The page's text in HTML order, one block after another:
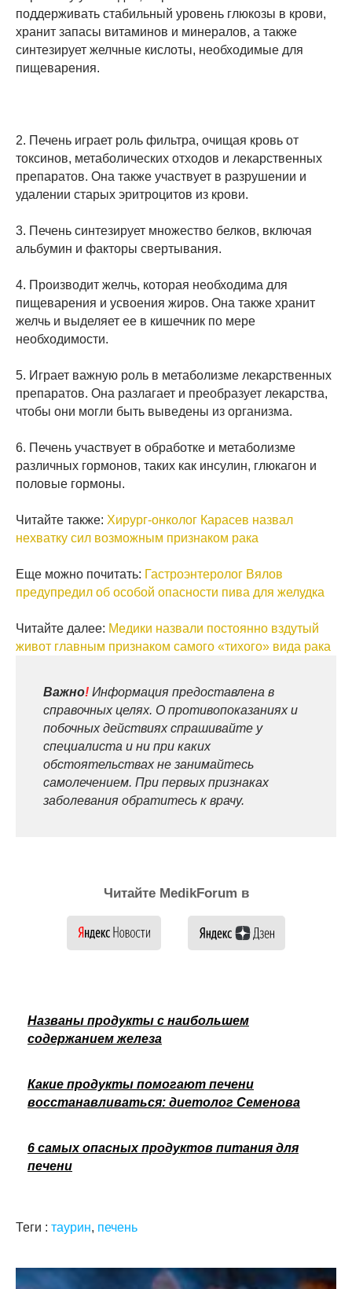
поддерживать стабильный уровень глюкозы в крови,
хранит запасы витаминов и минералов, а также
синтезирует желчные кислоты, необходимые для
пищеварения.
2. Печень играет роль фильтра, очищая кровь от
токсинов, метаболических отходов и лекарственных
препаратов. Она также участвует в разрушении и
удалении старых эритроцитов из крови.
3. Печень синтезирует множество белков, включая
альбумин и факторы свертывания.
4. Производит желчь, которая необходима для
пищеварения и усвоения жиров. Она также хранит
желчь и выделяет ее в кишечник по мере
необходимости.
5. Играет важную роль в метаболизме лекарственных
препаратов. Она разлагает и преобразует лекарства,
чтобы они могли быть выведены из организма.
6. Печень участвует в обработке и метаболизме
различных гормонов, таких как инсулин, глюкагон и
половые гормоны.
Читайте также: Хирург-онколог Карасев назвал
нехватку сил возможным признаком рака
Еще можно почитать: Гастроэнтеролог Вялов
предупредил об особой опасности пива для желудка
Читайте далее: Медики назвали постоянно вздутый
живот главным признаком самого «тихого» вида рака
Важно! Информация предоставлена в
справочных целях. О противопоказаниях и
побочных действиях спрашивайте у
специалиста и ни при каких
обстоятельствах не занимайтесь
самолечением. При первых признаках
заболевания обратитесь к врачу.
Читайте MedikForum в
Названы продукты с наибольшем
содержанием железа
Какие продукты помогают печени
восстанавливаться: диетолог Семенова
6 самых опасных продуктов питания для
печени
Теги : таурин, печень